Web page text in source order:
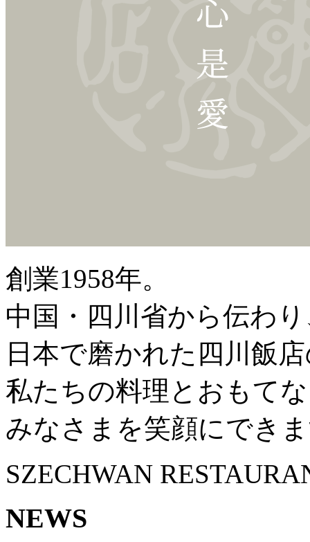
創業1958年。
中国・四川省から伝わ
日本で磨かれた四川飯
私たちの料理とおもて
みなさまを笑顔にでき
SZECHWAN
NEWS